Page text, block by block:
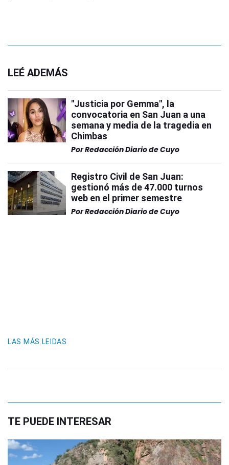
LEÉ ADEMÁS
"Justicia por Gemma", la
convocatoria en San Juan a una
semana y media de la tragedia en
Chimbas
PorRedacción Diario de Cuyo
Registro Civil de San Juan:
gestionó más de 47.000 turnos
web en el primer semestre
PorRedacción Diario de Cuyo
LAS MÁS LEIDAS
TE PUEDE INTERESAR